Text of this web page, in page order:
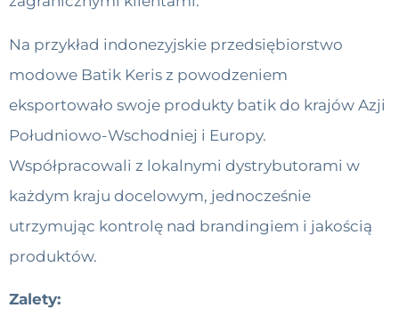
Na przykład indonezyjskie przedsiębiorstwo
modowe Batik Keris z powodzeniem
eksportowało swoje produkty batik do krajów Azji
Południowo-Wschodniej i Europy.
Współpracowali z lokalnymi dystrybutorami w
każdym kraju docelowym, jednocześnie
utrzymując kontrolę nad brandingiem i jakością
produktów.
Zalety: